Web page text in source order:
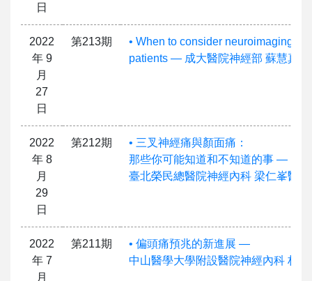
日
2022
年 9
月
27
日
第213期
• When to consider neuroimaging in
patients — 成大醫院神經部 蘇慧真醫
2022
年 8
月
29
日
第212期
• 三叉神經痛與顏面痛：
那些你可能知道和不知道的事 —
臺北榮民總醫院神經內科 梁仁峯醫師
2022
年 7
月
第211期
• 偏頭痛預兆的新進展 —
中山醫學大學附設醫院神經內科 林